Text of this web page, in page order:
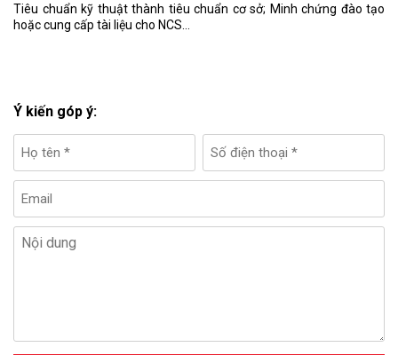
Tiêu chuẩn kỹ thuật thành tiêu chuẩn cơ sở; Minh chứng đào tạo
hoặc cung cấp tài liệu cho NCS…
Ý kiến góp ý: